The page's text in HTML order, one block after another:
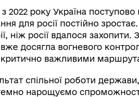
2022 року Україна поступово
для росії постійно
ніж росії вдалося
вже досягла вогневого
важливими
спільної роботи
нарощуємо